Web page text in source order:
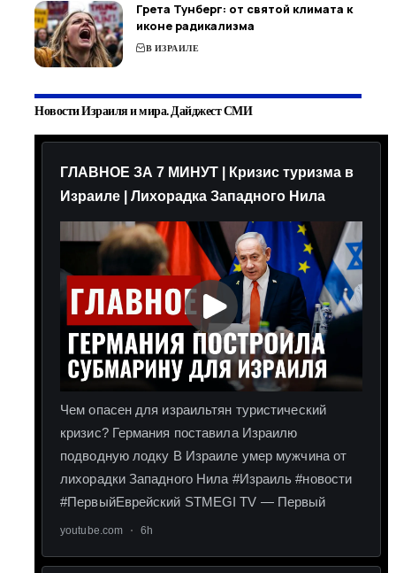
Грета Тунберг: от святой климата к
иконе радикализма
В ИЗРАИЛЕ
Новости Израиля и мира. Дайджест СМИ